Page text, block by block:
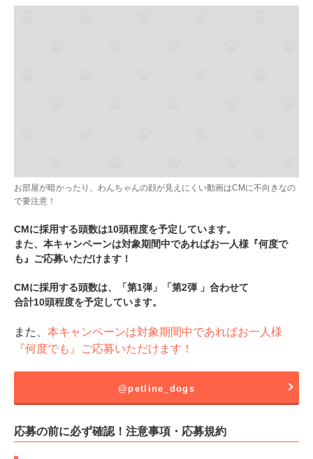
お部屋が暗かったり、わんちゃんの顔が見えにくい動画はCMに不向きなの
で要注意！
CMに採用する頭数は10頭程度を予定しています。
また、本キャンペーンは対象期間中であればお一人様『何度で
も』ご応募いただけます！
CMに採用する頭数は、「第1弾」「第2弾 」合わせて
合計10頭程度を予定しています。
また、 本キャンペーンは対象期間中であればお一人様
『何度でも』ご応募いただけます！
@petline_dogs
応募の前に必ず確認！注意事項・応募規約